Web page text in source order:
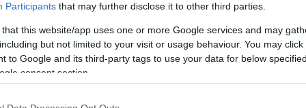
Participants that may further disclose it to other third parties.
that this website/app uses one or more Google services and may
but not limited to your visit or usage behaviour. You may
to Google and its third-party tags to use your data for below
consent section.
σε βάρος τουbodybuilderαπό τη
του στο TikTok , ο οποίος φέρεται
αναβολικών και απαγορευμένων ουσιών .
για την
παραμένοντας ως τότε